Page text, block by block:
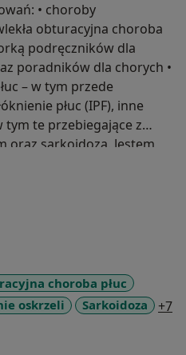
• choroby
obturacyjna choroba
podręczników dla
poradników dla chorych •
– w tym przede
płuc (IPF), inne
te przebiegające z
oraz sarkoidoza. Jestem
w Klinice programu
włóknienia płuc
płuc. • Ponad to:
płuc, badań
interwencyjna,
płuca, chorób
płuc.
choroba płuc
oskrzeli Sarkoidoza +7